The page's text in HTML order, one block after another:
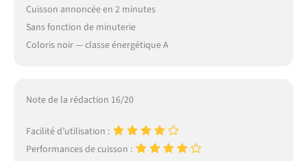
Cuisson annoncée en 2 minutes
Sans fonction de minuterie
Coloris noir — classe énergétique A
Note de la rédaction 16/20
Facilité d’utilisation :
Performances de cuisson :